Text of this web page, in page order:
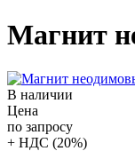
Магнит
В наличии
Цена
по запросу
+ НДС (20%)